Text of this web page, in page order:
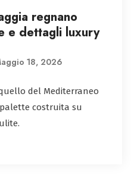
regnano
e dettagli luxury
18, 2026
del Mediterraneo
costruita su